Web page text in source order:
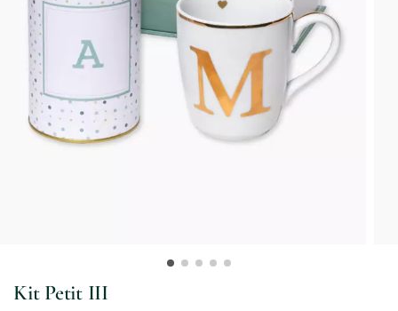
Kit Petit III